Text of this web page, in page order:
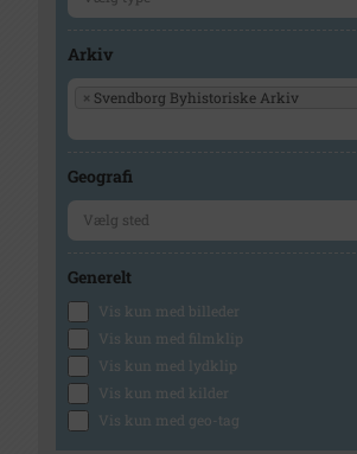
Arkiv
× Svendborg Byhistoriske Arkiv
Geografi
Generelt
Vis kun med billeder
Vis kun med filmklip
Vis kun med lydklip
Vis kun med kilder
Vis kun med geo-tag